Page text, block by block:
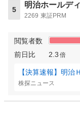
5
明治ホールデ
2269 東証PRM
閲覧者数
前日比
2.3 倍
【決算速報】明
株探ニュース